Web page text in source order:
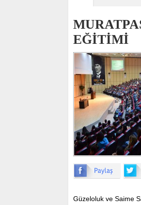
EĞİTİMİ
Güzeloluk ve Saime